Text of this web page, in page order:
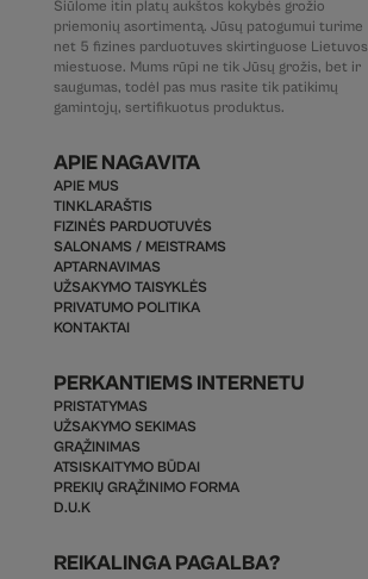
Siūlome itin platų aukštos kokybės grožio
priemonių asortimentą. Jūsų patogumui turime
net 5 fizines parduotuves skirtinguose Lietuvos
miestuose. Mums rūpi ne tik Jūsų grožis, bet ir
saugumas, todėl pas mus rasite tik patikimų
gamintojų, sertifikuotus produktus.
APIE NAGAVITA
APIE MUS
TINKLARAŠTIS
FIZINĖS PARDUOTUVĖS
SALONAMS / MEISTRAMS
APTARNAVIMAS
UŽSAKYMO TAISYKLĖS
PRIVATUMO POLITIKA
KONTAKTAI
PERKANTIEMS INTERNETU
PRISTATYMAS
UŽSAKYMO SEKIMAS
GRĄŽINIMAS
ATSISKAITYMO BŪDAI
PREKIŲ GRĄŽINIMO FORMA
D.U.K
REIKALINGA PAGALBA?